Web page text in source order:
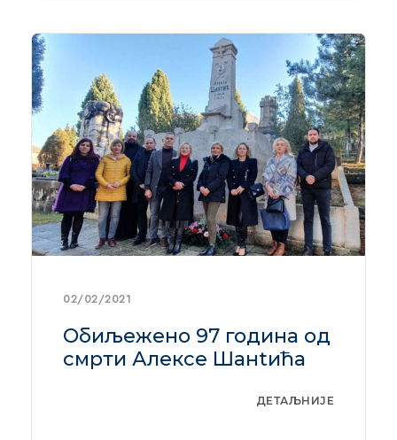
02/02/2021
Обиљежено 97 година од
смрти Алексе Шанtића
ДЕТАЉНИЈЕ